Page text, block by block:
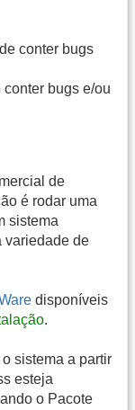
conter bugs
bugs e/ou
de
é rodar uma
sistema
variedade de
disponíveis
.
sistema a partir
esteja
o Pacote